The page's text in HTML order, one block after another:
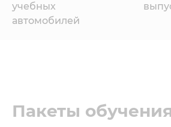
учебных
автомобилей
Пакеты